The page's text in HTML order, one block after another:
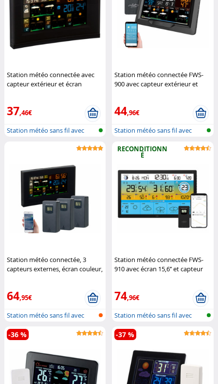
Station météo connectée avec
capteur extérieur et écran
37,46€
Station météo sans fil avec
Station météo connectée FWS-
900 avec capteur extérieur et
44,96€
Station météo sans fil avec
Station météo connectée, 3
capteurs externes, écran couleur,
64,95€
Station météo sans fil avec
sonde e...
RECONDITIONN
É
Station météo connectée FWS-
910 avec écran 15,6’’ et capteur
74,96€
Station météo sans fil avec
sonde e...
-36 % -37 %